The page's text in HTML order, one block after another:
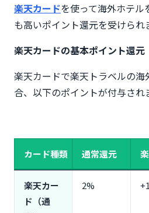
楽天カードを使って海外ホテル
も高いポイント還元を受けられ
楽天カードの基本ポイント還元
楽天カードで楽天トラベルの
合、以下のポイントが付与され
カード種類 通常還元
楽天カー
ド（通
2%